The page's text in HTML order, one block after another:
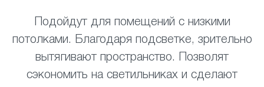
Подойдут для помещений с низкими
потолками. Благодаря подсветке, зрительно
вытягивают пространство. Позволят
сэкономить на светильниках и сделают